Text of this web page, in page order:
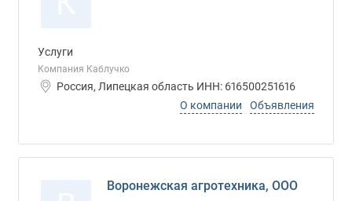
Услуги
Компания Каблучко
Россия, Липецкая область ИНН: 616500251616
О компании
Объявления
Воронежская агротехника, ООО